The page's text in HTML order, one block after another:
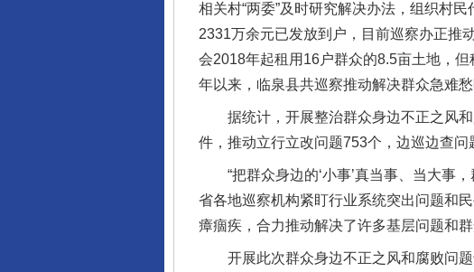
相关村“两委”及时研究解决办法，组织村
2331万余元已发放到户，目前巡察办正推
会2018年起租用16户群众的8.5亩土地，
年以来，临泉县共巡察推动解决群众急难
据统计，开展整治群众身边不正之风和
件，推动立行立改问题753个，边巡边查问
“把群众身边的‘小事’真当事、当大事，
省各地巡察机构紧盯行业系统突出问题和
瘴痼疾，合力推动解决了许多基层问题和
开展此次群众身边不正之风和腐败问题
完善运行机制助力责任有效落实